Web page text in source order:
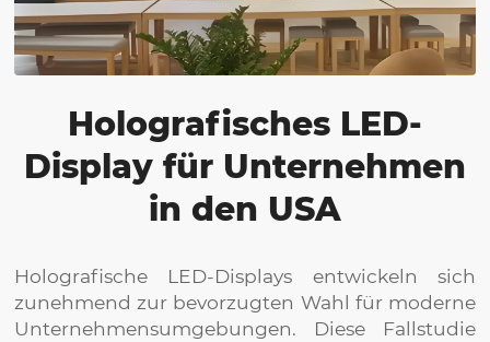
Holografisches LED-
Display für Unternehmen
in den USA
Holografische LED-Displays entwickeln sich
zunehmend zur bevorzugten Wahl für moderne
Unternehmensumgebungen. Diese Fallstudie